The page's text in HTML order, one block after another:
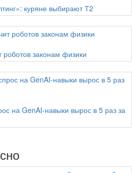
куряне выбирают Т2
роботов законам физики
на GenAI-навыки вырос в 5 раз за